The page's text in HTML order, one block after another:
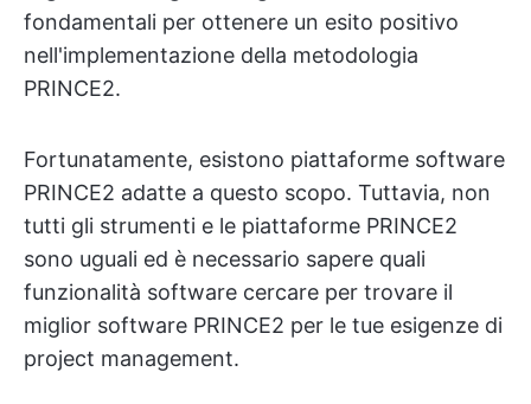
fondamentali per ottenere un esito positivo
nell'implementazione della metodologia
PRINCE2.
Fortunatamente, esistono piattaforme software
PRINCE2 adatte a questo scopo. Tuttavia, non
tutti gli strumenti e le piattaforme PRINCE2
sono uguali ed è necessario sapere quali
funzionalità software cercare per trovare il
miglior software PRINCE2 per le tue esigenze di
project management.